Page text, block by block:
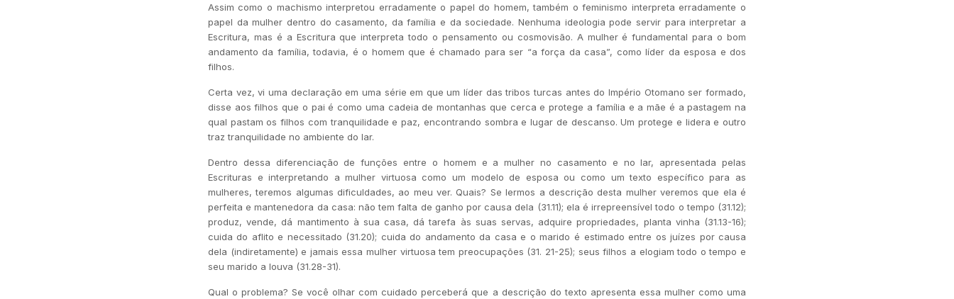
Assim como o machismo interpretou erradamente o papel do homem, também o feminismo interpreta erradamente o
papel da mulher dentro do casamento, da família e da sociedade. Nenhuma ideologia pode servir para interpretar a
Escritura, mas é a Escritura que interpreta todo o pensamento ou cosmovisão. A mulher é fundamental para o bom
andamento da família, todavia, é o homem que é chamado para ser “a força da casa”, como líder da esposa e dos
filhos.
Certa vez, vi uma declaração em uma série em que um líder das tribos turcas antes do Império Otomano ser formado,
disse aos filhos que o pai é como uma cadeia de montanhas que cerca e protege a família e a mãe é a pastagem na
qual pastam os filhos com tranquilidade e paz, encontrando sombra e lugar de descanso. Um protege e lidera e outro
traz tranquilidade no ambiente do lar.
Dentro dessa diferenciação de funções entre o homem e a mulher no casamento e no lar, apresentada pelas
Escrituras e interpretando a mulher virtuosa como um modelo de esposa ou como um texto específico para as
mulheres, teremos algumas dificuldades, ao meu ver. Quais? Se lermos a descrição desta mulher veremos que ela é
perfeita e mantenedora da casa: não tem falta de ganho por causa dela (31.11); ela é irrepreensível todo o tempo (31.12);
produz, vende, dá mantimento à sua casa, dá tarefa às suas servas, adquire propriedades, planta vinha (31.13-16);
cuida do aflito e necessitado (31.20); cuida do andamento da casa e o marido é estimado entre os juízes por causa
dela (indiretamente) e jamais essa mulher virtuosa tem preocupações (31. 21-25); seus filhos a elogiam todo o tempo e
seu marido a louva (31.28-31).
Qual o problema? Se você olhar com cuidado perceberá que a descrição do texto apresenta essa mulher como uma